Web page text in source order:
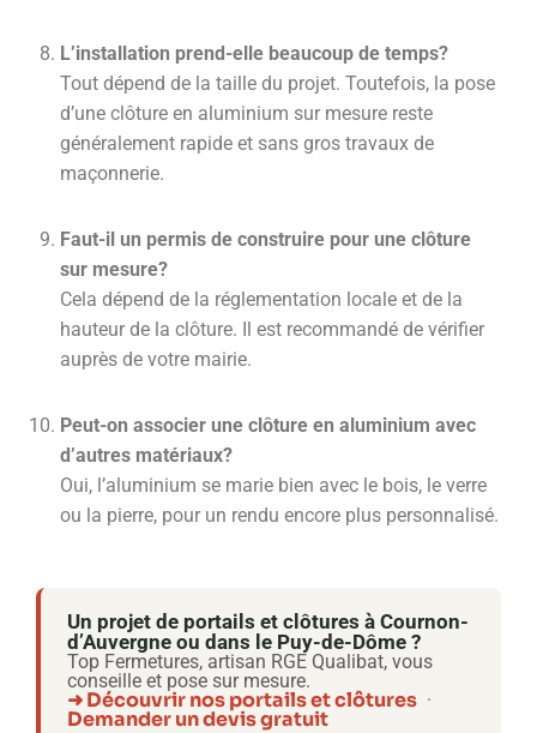
L’installation prend-elle beaucoup de temps?
Tout dépend de la taille du projet. Toutefois, la pose
d’une clôture en aluminium sur mesure reste
généralement rapide et sans gros travaux de
maçonnerie.
Faut-il un permis de construire pour une clôture
sur mesure?
Cela dépend de la réglementation locale et de la
hauteur de la clôture. Il est recommandé de vérifier
auprès de votre mairie.
Peut-on associer une clôture en aluminium avec
d’autres matériaux?
Oui, l’aluminium se marie bien avec le bois, le verre
ou la pierre, pour un rendu encore plus personnalisé.
Un projet de portails et clôtures à Cournon-
d’Auvergne ou dans le Puy-de-Dôme ?
Top Fermetures, artisan RGE Qualibat, vous
conseille et pose sur mesure.
➜ Découvrir nos portails et clôtures ·
Demander un devis gratuit